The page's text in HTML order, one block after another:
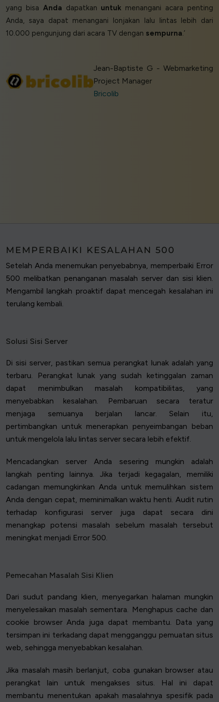
yang bisa Anda dapatkan untuk menangani acara penting
Anda, saya dapat menangani lonjakan lalu lintas lebih dari
10.000 pengunjung dari acara TV dengan sempurna .’
Jean-Baptiste G - Webmarketing
Project Manager
Bricolib
MEMPERBAIKI KESALAHAN 500
Setelah Anda menemukan penyebabnya, memperbaiki Error
500 melibatkan penanganan masalah server dan sisi klien.
Mengambil langkah proaktif dapat mencegah kesalahan ini
terulang kembali.
Solusi Sisi Server
Di sisi server, pastikan semua perangkat lunak adalah yang
terbaru. Perangkat lunak yang sudah ketinggalan zaman
dapat menimbulkan masalah kompatibilitas, yang
menyebabkan kesalahan. Pembaruan secara teratur
menjaga semuanya berjalan lancar. Selain itu,
pertimbangkan untuk menerapkan penyeimbangan beban
untuk mengelola lalu lintas server secara lebih efektif.
Mencadangkan server Anda sesering mungkin adalah
langkah penting lainnya. Jika terjadi kegagalan, memiliki
cadangan memungkinkan Anda untuk memulihkan sistem
Anda dengan cepat, meminimalkan waktu henti. Audit rutin
terhadap konfigurasi server juga dapat secara dini
menangkap potensi masalah sebelum masalah tersebut
meningkat menjadi Error 500.
Pemecahan Masalah Sisi Klien
Dari sudut pandang klien, menyegarkan halaman mungkin
menyelesaikan masalah sementara. Menghapus cache dan
cookie browser Anda juga dapat membantu. Data yang
tersimpan ini terkadang dapat mengganggu pemuatan situs
web, sehingga menyebabkan kesalahan.
Jika masalah masih berlanjut, coba gunakan browser atau
perangkat lain untuk mengakses situs. Hal ini dapat
membantu menentukan apakah masalahnya spesifik pada